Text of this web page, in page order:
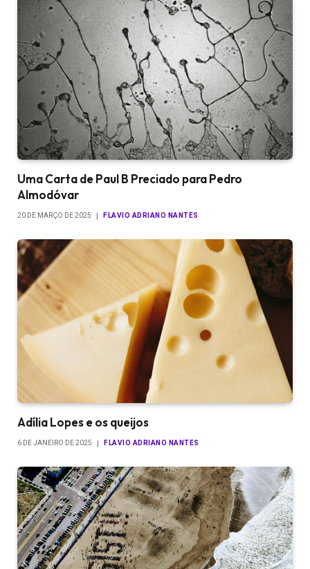
Uma Carta de Paul B Preciado para Pedro
Almodóvar
20 DE MARÇO DE 2025 FLAVIO ADRIANO NANTES
Adília Lopes e os queijos
6 DE JANEIRO DE 2025 FLAVIO ADRIANO NANTES